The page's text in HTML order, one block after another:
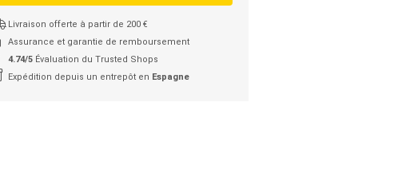
Livraison offerte à partir de 200 €
Assurance et garantie de remboursement
4.74/5 Évaluation du Trusted Shops
Expédition depuis un entrepôt en Espagne